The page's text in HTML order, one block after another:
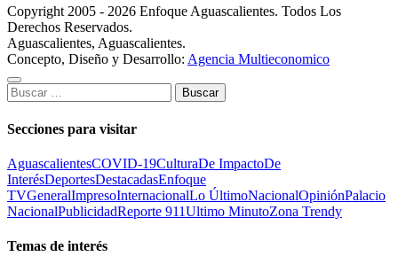
Copyright 2005 - 2026 Enfoque Aguascalientes. Todos Los
Derechos Reservados.
Aguascalientes, Aguascalientes.
Concepto, Diseño y Desarrollo: Agencia Multieconomico
Buscar:
Secciones para visitar
AguascalientesCOVID-19CulturaDe ImpactoDe
InterésDeportesDestacadasEnfoque
TVGeneralImpresoInternacionalLo ÚltimoNacionalOpiniónPalacio
NacionalPublicidadReporte 911Ultimo MinutoZona Trendy
Temas de interés